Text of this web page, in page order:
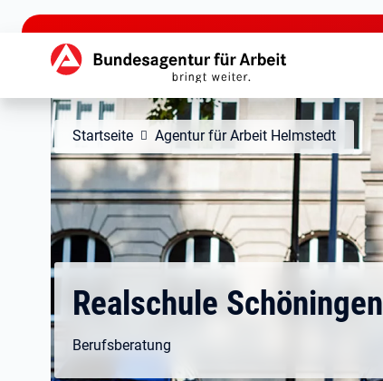
zu den Hauptinhalten springen
Hauptnavigation
Startseite Agentur für Arbeit Helmstedt
Realschule Schöningen
Berufsberatung